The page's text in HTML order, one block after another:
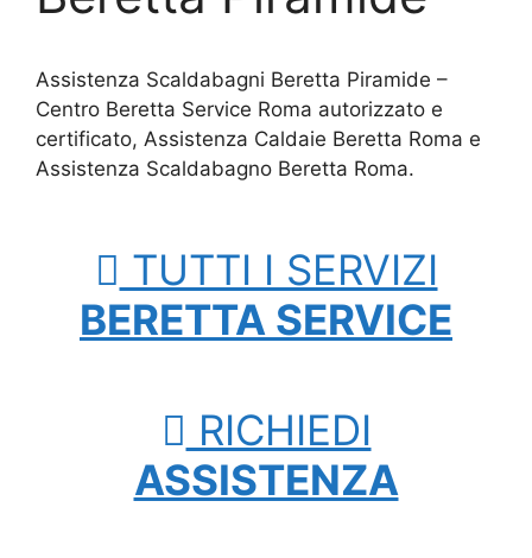
Assistenza Scaldabagni Beretta Piramide –
Centro Beretta Service Roma autorizzato e
certificato, Assistenza Caldaie Beretta Roma e
Assistenza Scaldabagno Beretta Roma.
TUTTI I SERVIZI
BERETTA SERVICE
RICHIEDI
ASSISTENZA